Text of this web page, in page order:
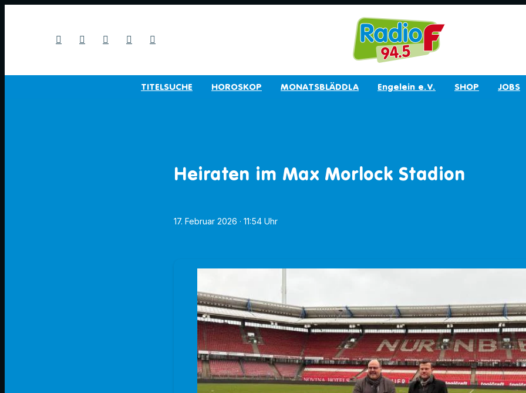
TITELSUCHE HOROSKOP MONATSBLÄDDLA Engelein e.V. SHOP JOBS
Heiraten im Max Morlock Stadion
17. Februar 2026 · 11:54 Uhr